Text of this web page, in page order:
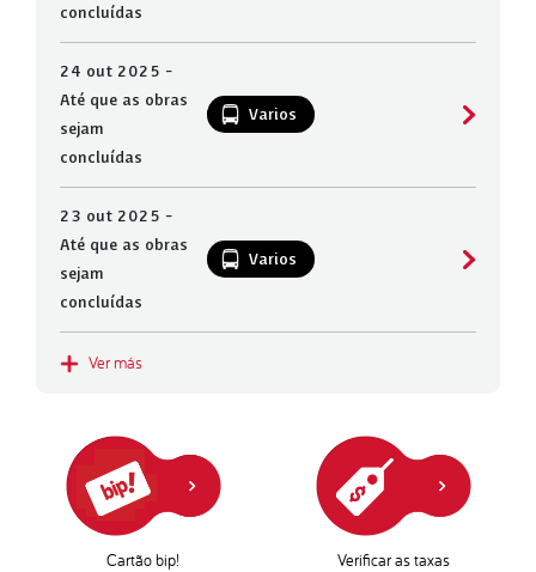
concluídas
24 out 2025 -
Até que as obras
sejam
concluídas
Varios
23 out 2025 -
Até que as obras
sejam
concluídas
Varios
Ver más
Cartão bip! Verificar as taxas